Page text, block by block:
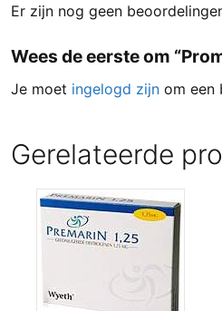
Er zijn nog geen
Wees de eerste om
Je moet ingelogd zijn om een
Gerelateerde